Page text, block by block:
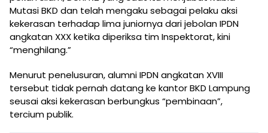
Mutasi BKD dan telah mengaku sebagai pelaku aksi
kekerasan terhadap lima juniornya dari jebolan IPDN
angkatan XXX ketika diperiksa tim Inspektorat, kini
“menghilang.”
Menurut penelusuran, alumni IPDN angkatan XVIII
tersebut tidak pernah datang ke kantor BKD Lampung
seusai aksi kekerasan berbungkus “pembinaan”,
tercium publik.